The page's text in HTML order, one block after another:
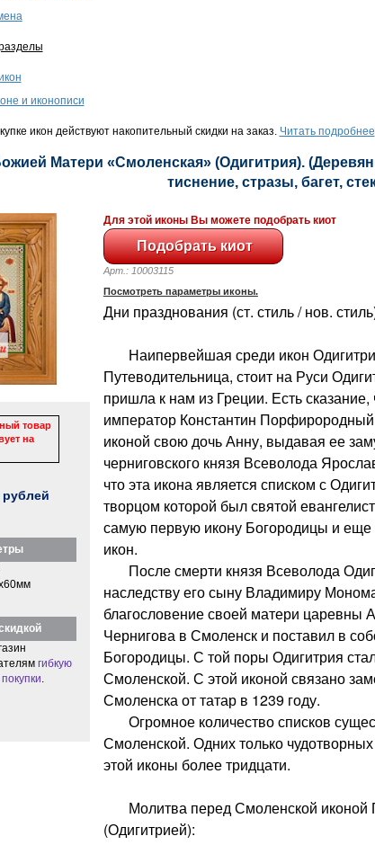
и иконописи
икон действуют накопительный скидки на заказ. Читать подробнее
Матери «Смоленская» (Одигитрия).
тиснение, стразы, багет,
товар
на
рублей
гибкую
Для этой иконы Вы можете подобрать киот
Арт.: 10003115
Посмотреть параметры иконы.
Дни празднования (ст. стиль / нов.
Наипервейшая среди икон
Путеводительница, стоит на Руси
пришла к нам из Греции. Есть сказание,
император Константин Порфирородный
иконой свою дочь Анну, выдавая ее
черниговского князя Всеволода
что эта икона является списком с
творцом которой был святой
самую первую икону Богородицы и еще
икон.
После смерти князя Всеволода
наследству его сыну Владимиру
благословение своей матери царевны
Чернигова в Смоленск и поставил в
Богородицы. С той поры Одигитрия
Смоленской. С этой иконой связано
Смоленска от татар в 1239 году.
Огромное количество списков
Смоленской. Одних только
этой иконы более тридцати.
Молитва перед Смоленской иконой
(Одигитрией):